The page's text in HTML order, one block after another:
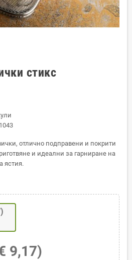
стикс
отлично подправени и покрити
и идеални за гарниране на
ястия.
9,17)